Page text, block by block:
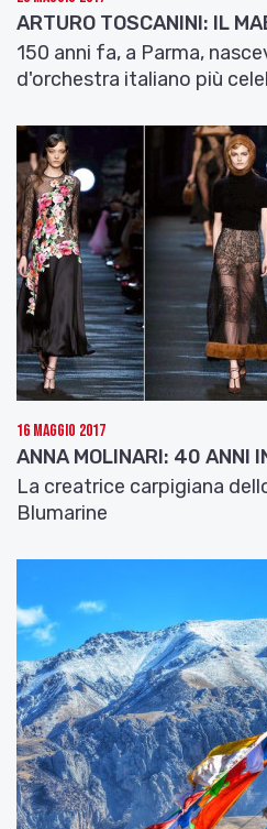
ARTURO TOSCANINI: IL
150 anni fa, a Parma,
d'orchestra italiano più
16 Maggio 2017
ANNA MOLINARI: 40 ANNI
La creatrice carpigiana
Blumarine